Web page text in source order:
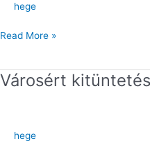
hege
Read More »
Városért
hege
Városért